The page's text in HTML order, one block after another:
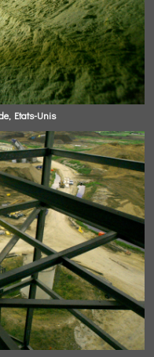
Etats-Unis